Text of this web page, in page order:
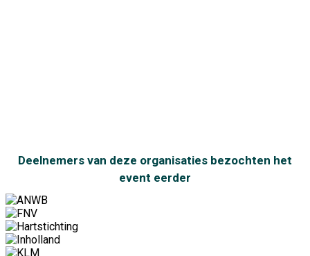
Deelnemers van deze organisaties bezochten het
event eerder